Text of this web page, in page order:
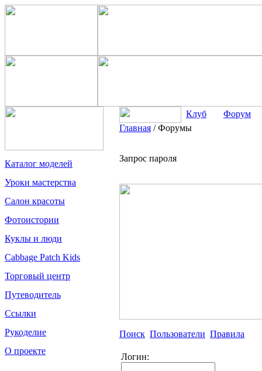
Каталог моделей
Уроки мастерства
Салон красоты
Фотоистории
Куклы и люди
Cabbage Patch Kids
Торговый центр
Путеводитель
Ссылки
Рукоделие
О проекте
Клуб
Форум
Главная /Форумы
Запрос пароля
Поиск Пользователи Правила
Логин: